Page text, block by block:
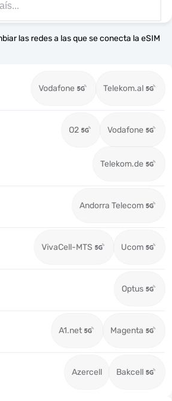
las redes a las que se conecta la eSIM
Vodafone Telekom.al
O2 Vodafone
Telekom.de
Andorra Telecom
VivaCell-MTS Ucom
Optus
A1.net Magenta
Azercell Bakcell